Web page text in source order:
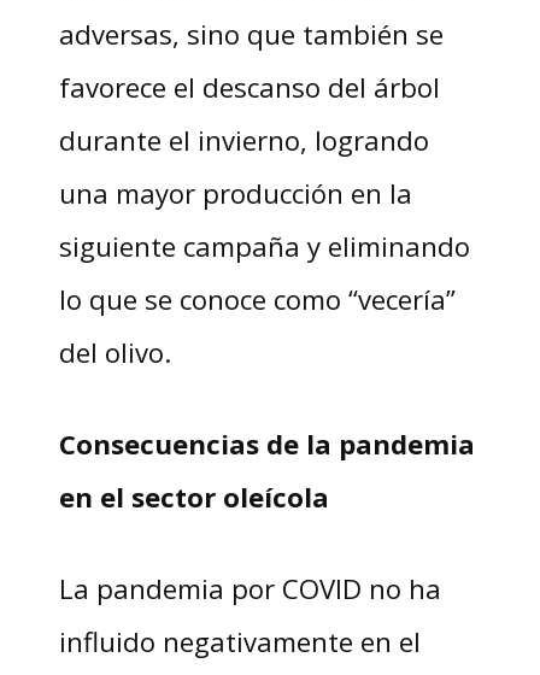
adversas, sino que también se
favorece el descanso del árbol
durante el invierno, logrando
una mayor producción en la
siguiente campaña y eliminando
lo que se conoce como “vecería”
del olivo.
Consecuencias de la pandemia
en el sector oleícola
La pandemia por COVID no ha
influido negativamente en el